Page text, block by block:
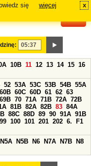
się
więcej x
10B 11 12 13 14 15 16
52 53A 53C 53B 54B 55A
60B 60C 60D 61 62 63
69B 70 71A 71B 72A 72B
81B 82A 82B 83 84A
88C 88D 89 90 91A 91B
99 100 101 201 202 6.
F1
N5A N5B N6 N7A N7B
N8